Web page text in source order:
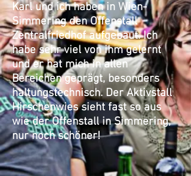
Karl und ich haben in Wien-
Simmering den Offenstall
Zentralfriedhof aufgebaut. Ich
habe sehr viel von ihm gelernt
und er hat mich in allen
Bereichen geprägt, besonders
haltungstechnisch. Der Aktivstall
Hirschenwies sieht fast so aus
wie der Offenstall in Simmering,
nur noch schöner!